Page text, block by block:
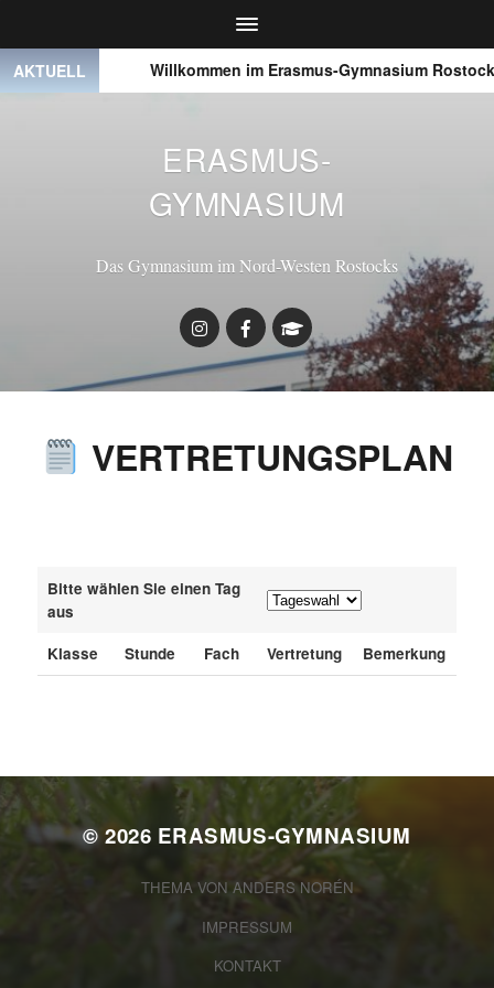
AKTUELL
● ● ● Willkommen im Erasmus-Gymnasium Rostock
ERASMUS-
GYMNASIUM
Das Gymnasium im Nord-Westen Rostocks
VERTRETUNGSPLAN
Bitte wählen Sie einen Tag
aus
Klasse
Stunde Fach Vertretung Bemerkung
© 2026 ERASMUS-GYMNASIUM
THEMA VON ANDERS NORÉN
IMPRESSUM
KONTAKT